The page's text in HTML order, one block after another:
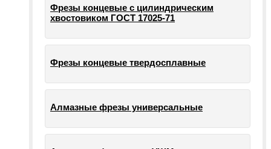
Фрезы концевые с цилиндрическим
хвостовиком ГОСТ 17025-71
Фрезы концевые твердосплавные
Алмазные фрезы универсальные